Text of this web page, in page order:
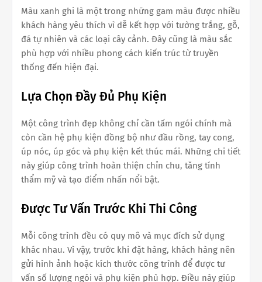
Màu xanh ghi là một trong những gam màu được nhiều
khách hàng yêu thích vì dễ kết hợp với tường trắng, gỗ,
đá tự nhiên và các loại cây cảnh. Đây cũng là màu sắc
phù hợp với nhiều phong cách kiến trúc từ truyền
thống đến hiện đại.
Lựa Chọn Đầy Đủ Phụ Kiện
Một công trình đẹp không chỉ cần tấm ngói chính mà
còn cần hệ phụ kiện đồng bộ như đầu rồng, tay cong,
úp nóc, úp góc và phụ kiện kết thúc mái. Những chi tiết
này giúp công trình hoàn thiện chỉn chu, tăng tính
thẩm mỹ và tạo điểm nhấn nổi bật.
Được Tư Vấn Trước Khi Thi Công
Mỗi công trình đều có quy mô và mục đích sử dụng
khác nhau. Vì vậy, trước khi đặt hàng, khách hàng nên
gửi hình ảnh hoặc kích thước công trình để được tư
vấn số lượng ngói và phụ kiện phù hợp. Điều này giúp